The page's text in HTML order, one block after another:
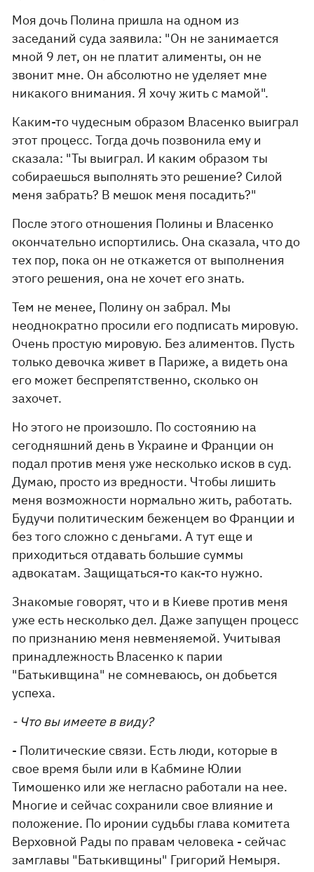
Моя дочь Полина пришла на одном из
заседаний суда заявила: "Он не занимается
мной 9 лет, он не платит алименты, он не
звонит мне. Он абсолютно не уделяет мне
никакого внимания. Я хочу жить с мамой".
Каким-то чудесным образом Власенко выиграл
этот процесс. Тогда дочь позвонила ему и
сказала: "Ты выиграл. И каким образом ты
собираешься выполнять это решение? Силой
меня забрать? В мешок меня посадить?"
После этого отношения Полины и Власенко
окончательно испортились. Она сказала, что до
тех пор, пока он не откажется от выполнения
этого решения, она не хочет его знать.
Тем не менее, Полину он забрал. Мы
неоднократно просили его подписать мировую.
Очень простую мировую. Без алиментов. Пусть
только девочка живет в Париже, а видеть она
его может беспрепятственно, сколько он
захочет.
Но этого не произошло. По состоянию на
сегодняшний день в Украине и Франции он
подал против меня уже несколько исков в суд.
Думаю, просто из вредности. Чтобы лишить
меня возможности нормально жить, работать.
Будучи политическим беженцем во Франции и
без того сложно с деньгами. А тут еще и
приходиться отдавать большие суммы
адвокатам. Защищаться-то как-то нужно.
Знакомые говорят, что и в Киеве против меня
уже есть несколько дел. Даже запущен процесс
по признанию меня невменяемой. Учитывая
принадлежность Власенко к парии
"Батькивщина" не сомневаюсь, он добьется
успеха.
- Что вы имеете в виду?
- Политические связи. Есть люди, которые в
свое время были или в Кабмине Юлии
Тимошенко или же негласно работали на нее.
Многие и сейчас сохранили свое влияние и
положение. По иронии судьбы глава комитета
Верховной Рады по правам человека - сейчас
замглавы "Батькивщины" Григорий Немыря.